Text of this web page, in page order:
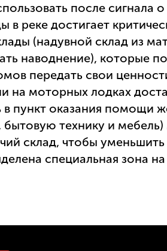
после сигнала о
в реке достигает
(надувной склад из
наводнение), которые
передать свои
на моторных лодках
пункт оказания помощи
технику и
склад, чтобы
специальная зона на